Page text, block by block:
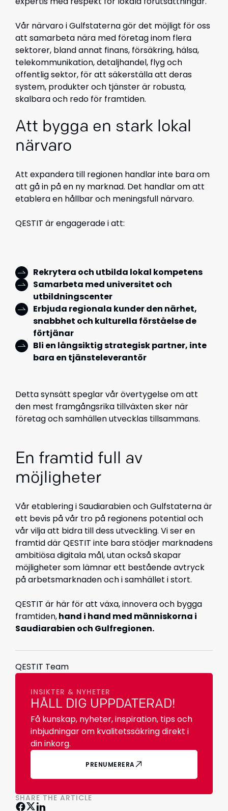
Vår närvaro i Gulfstaterna gör det möjligt för oss
att samarbeta nära med företag inom flera
sektorer, bland annat finans, försäkring, hälsa,
telekommunikation, detaljhandel, flyg och
offentlig sektor, för att säkerställa att deras
system, produkter och tjänster är robusta,
skalbara och redo för framtiden.
Att bygga en stark lokal
närvaro
Att expandera till regionen handlar inte bara om
att gå in på en ny marknad. Det handlar om att
etablera en hållbar och meningsfull närvaro.
QESTIT är engagerade i att:
Rekrytera och utbilda lokal kompetens
Samarbeta med universitet och
utbildningscenter
Erbjuda regionala kunder den närhet,
snabbhet och kulturella förståelse de
förtjänar
Bli en långsiktig strategisk partner, inte
bara en tjänsteleverantör
Detta synsätt speglar vår övertygelse om att
den mest framgångsrika tillväxten sker när
företag och samhällen utvecklas tillsammans.
En framtid full av
möjligheter
Vår etablering i Saudiarabien och Gulfstaterna är
ett bevis på vår tro på regionens potential och
vår vilja att bidra till dess utveckling. Vi ser en
framtid där QESTIT inte bara stödjer marknadens
ambitiösa digitala mål, utan också skapar
möjligheter som lämnar ett bestående avtryck
på arbetsmarknaden och i samhället i stort.
QESTIT är här för att växa, innovera och bygga
framtiden,hand i hand med människorna i
Saudiarabien och Gulfregionen.
QESTIT Team
INSIKTER & NYHETER
HÅLL DIG UPPDATERAD!
Få kunskap, nyheter, inspiration, tips och
inbjudningar om kvalitetssäkring direkt i
din inkorg.
PRENUMERERA
SHARE THE ARTICLE